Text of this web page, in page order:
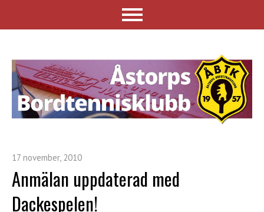
17 november, 2010
Anmälan uppdaterad med
Dackespelen!